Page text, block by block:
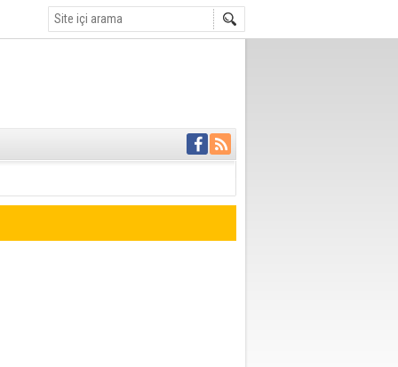
haber